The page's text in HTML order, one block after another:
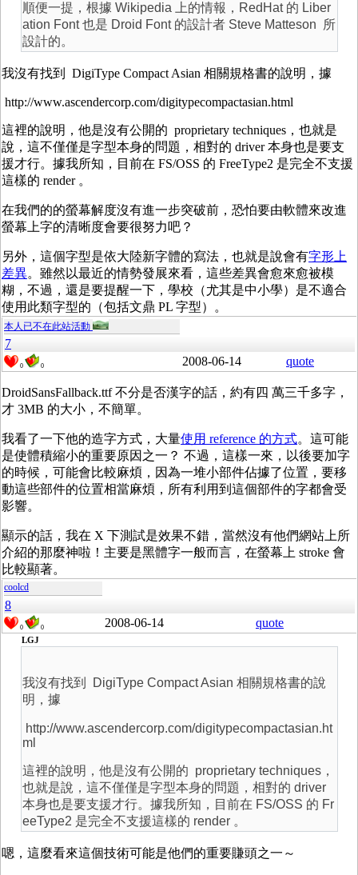
順便一提，根據 Wikipedia 上的情報，RedHat 的 Liber
ation Font 也是 Droid Font 的設計者 Steve Matteson 所
設計的。
我沒有找到 DigiType Compact Asian 相關規格書的說明，據
http://www.ascendercorp.com/digitypecompactasian.html
這裡的說明，他是沒有公開的 proprietary techniques，也就是
說，這不僅僅是字型本身的問題，相對的 driver 本身也是要支
援才行。據我所知，目前在 FS/OSS 的 FreeType2 是完全不支援
這樣的 render 。
在我們的的螢幕解度沒有進一步突破前，恐怕要由軟體來改進
螢幕上字的清晰度會要很努力吧？
另外，這個字型是依大陸新字體的寫法，也就是說會有字形上
差異。雖然以最近的情勢發展來看，這些差異會愈來愈被模
糊，不過，還是要提醒一下，學校（尤其是中小學）是不適合
使用此類字型的（包括文鼎 PL 字型）。
本人已不在此站活動
7
0 0 2008-06-14 quote
DroidSansFallback.ttf 不分是否漢字的話，約有四 萬三千多字，
才 3MB 的大小，不簡單。
我看了一下他的造字方式，大量使用 reference 的方式。這可能
是使體積縮小的重要原因之一？ 不過，這樣一來，以後要加字
的時候，可能會比較麻煩，因為一堆小部件佔據了位置，要移
動這些部件的位置相當麻煩，所有利用到這個部件的字都會受
影響。
顯示的話，我在 X 下測試是效果不錯，當然沒有他們網站上所
介紹的那麼神啦！主要是黑體字一般而言，在螢幕上 stroke 會
比較顯著。
coolcd
8
0 0 2008-06-14 quote
LGJ
我沒有找到 DigiType Compact Asian 相關規格書的說
明，據
http://www.ascendercorp.com/digitypecompactasian.ht
ml
這裡的說明，他是沒有公開的 proprietary techniques，
也就是說，這不僅僅是字型本身的問題，相對的 driver
本身也是要支援才行。據我所知，目前在 FS/OSS 的 Fr
eeType2 是完全不支援這樣的 render 。
嗯，這麼看來這個技術可能是他們的重要賺頭之一～